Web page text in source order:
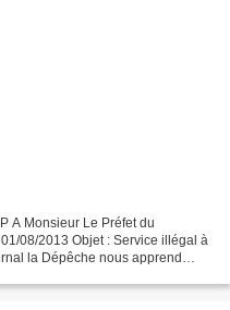
A Monsieur Le Préfet du
08/2013 Objet : Service illégal à
la Dépêche nous apprend